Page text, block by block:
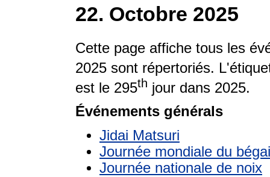
22. Octobre 2025
Cette page affiche tous les
2025 sont répertoriés.
est le 295th jour dans 2025.
Événements générals
Jidai Matsuri
Journée mondiale du
Journée nationale de noix